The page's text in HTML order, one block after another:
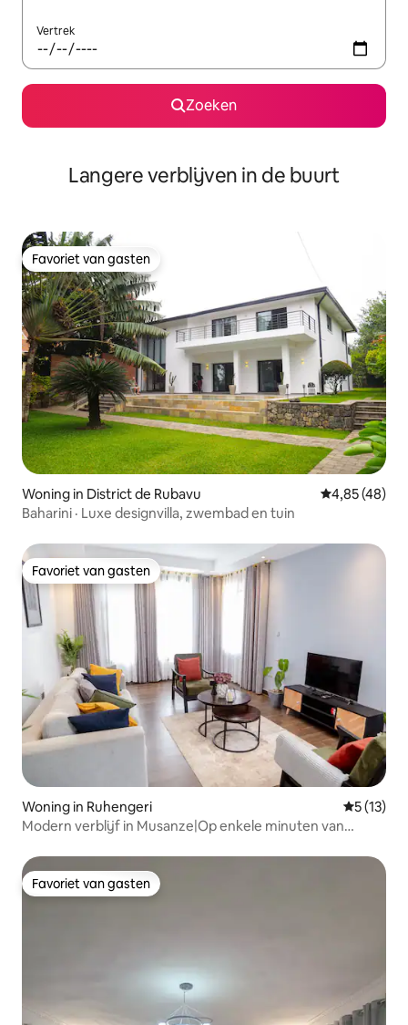
Vertrek
Zoeken
Langere verblijven in de buurt
Favoriet van gasten
Favoriet van gasten
Woning in District de Rubavu Gemiddelde
4,85 (48)
Baharini · Luxe designvilla, zwembad en tuin
Favoriet van gasten
Favoriet van gasten
Woning in Ruhengeri
5 (13)
Modern verblijf in Musanze|Op enkele minuten van
Favoriet van gasten
Favoriet van gasten